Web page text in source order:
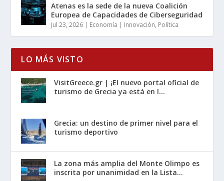
Atenas es la sede de la nueva Coalición
Europea de Capacidades de Ciberseguridad
Jul 23, 2026 | Economía | Innovación, Política
LO MÁS VISTO
VisitGreece.gr | ¡El nuevo portal oficial de
turismo de Grecia ya está en l...
Grecia: un destino de primer nivel para el
turismo deportivo
La zona más amplia del Monte Olimpo es
inscrita por unanimidad en la Lista...